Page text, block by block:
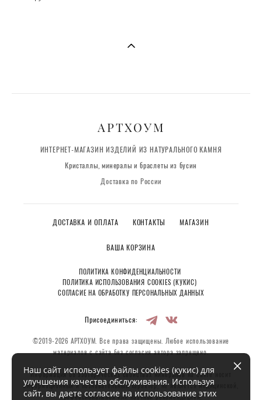
АРТХОУМ
ИНТЕРНЕТ-МАГАЗИН ИЗДЕЛИЙ ИЗ НАТУРАЛЬНОГО КАМНЯ
Кристаллы, минералы и браслеты из бусин
Доставка по России
ДОСТАВКА И ОПЛАТА КОНТАКТЫ МАГАЗИН
ВАША КОРЗИНА
ПОЛИТИКА КОНФИДЕНЦИАЛЬНОСТИ
ПОЛИТИКА ИСПОЛЬЗОВАНИЯ COOKIES (КУКИС)
СОГЛАСИЕ НА ОБРАБОТКУ ПЕРСОНАЛЬНЫХ ДАННЫХ
Присоединиться:
©2019-2026 АРТХОУМ. Все права защищены. Любое использование
материалов с сайта без согласия автора запрещено.
Информация об эзотерических свойствах минералов на сайте носит
информационный и познавательный характер, не является медицинской,
профессиональной или научной рекомендацией.
Наш сайт использует файлы cookies (кукис) для
улучшения качества обслуживания. Используя
сайт, вы даете согласие на использование этих